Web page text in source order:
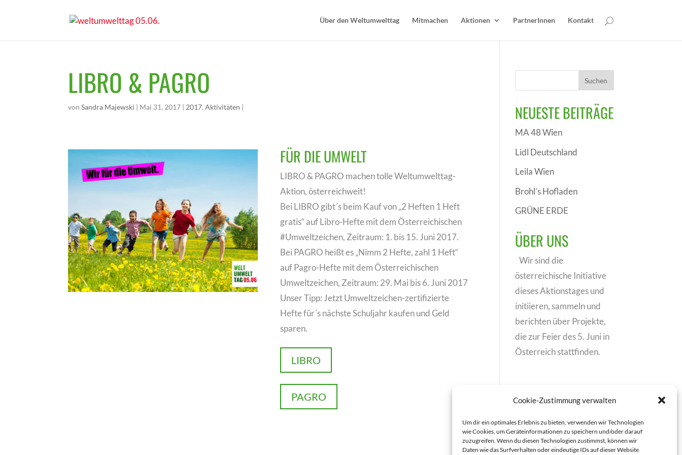
Cookie-Zustimmung verwalten
Um dir ein optimales Erlebnis zu bieten, verwenden wir Technologien
wie Cookies, um Geräteinformationen zu speichern und/oder darauf
zuzugreifen. Wenn du diesen Technologien zustimmst, können wir
Daten wie das Surfverhalten oder eindeutige IDs auf dieser Website
Über den Weltumwelttag Mitmachen Aktionen PartnerInnen Kontakt
LIBRO & PAGRO
vonSandra Majewski | Mai 31, 2017 | 2017,Aktivitäten |
FÜR DIE UMWELT
LIBRO & PAGRO machen tolle Weltumwelttag-
Aktion, österreichweit!
Bei LIBRO gibt´s beim Kauf von „2 Heften 1 Heft
gratis“ auf Libro-Hefte mit dem Österreichischen
#Umweltzeichen, Zeitraum: 1. bis 15. Juni 2017.
Bei PAGRO heißt es „Nimm 2 Hefte, zahl 1 Heft“
auf Pagro-Hefte mit dem Österreichischen
Umweltzeichen, Zeitraum: 29. Mai bis 6. Juni 2017
Unser Tipp: Jetzt Umweltzeichen-zertifizierte
Hefte für´s nächste Schuljahr kaufen und Geld
sparen.
LIBRO
PAGRO
NEUESTE BEITRÄGE
MA 48 Wien
Lidl Deutschland
Leila Wien
Brohl’s Hofladen
GRÜNE ERDE
ÜBER UNS
Wir sind die
österreichische Initiative
dieses Aktionstages und
initiieren, sammeln und
berichten über Projekte,
die zur Feier des 5. Juni in
Österreich stattfinden.